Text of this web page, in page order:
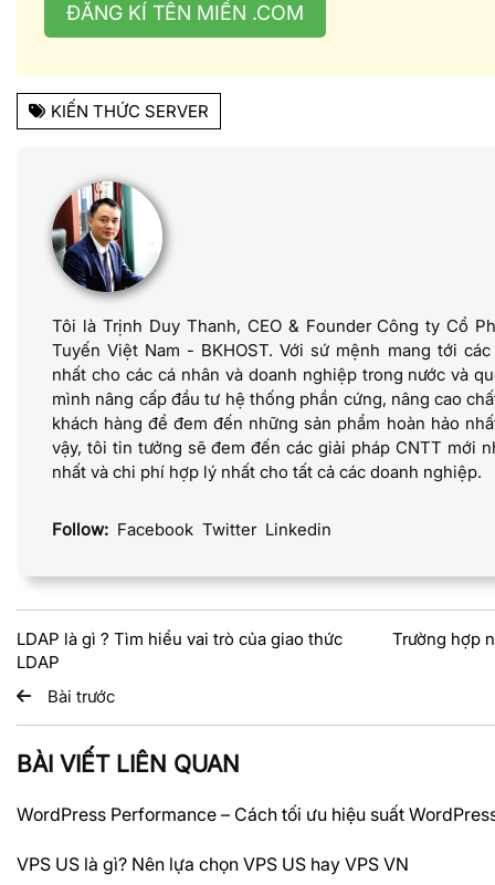
ĐĂNG KÍ TÊN MIỀN .COM
KIẾN THỨC SERVER
Tôi là Trịnh Duy Thanh, CEO & Founder Công ty Cổ
Tuyến Việt Nam - BKHOST. Với sứ mệnh mang tới
nhất cho các cá nhân và doanh nghiệp trong nước và
mình nâng cấp đầu tư hệ thống phần cứng, nâng cao
khách hàng để đem đến những sản phẩm hoàn hảo
vậy, tôi tin tưởng sẽ đem đến các giải pháp CNTT mới
nhất và chi phí hợp lý nhất cho tất cả các doanh nghiệp.
Follow: Facebook Twitter Linkedin
LDAP là gì ? Tìm hiểu vai trò của giao thức
LDAP
Bài trước
Trường hợp
BÀI VIẾT LIÊN QUAN
WordPress Performance – Cách tối ưu hiệu suất
VPS US là gì? Nên lựa chọn VPS US hay VPS VN